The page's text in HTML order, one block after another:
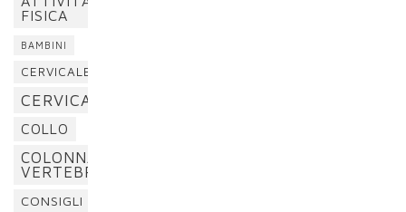
FISICA
BAMBINI
CERVICALE
CERVICALGIA
COLLO
COLONNA
VERTEBRALE
CONSIGLI